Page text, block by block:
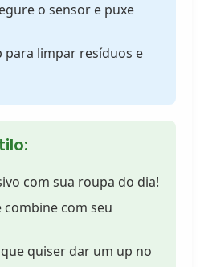
o sensor e puxe
para limpar resíduos e
com sua roupa do dia!
combine com seu
quiser dar um up no